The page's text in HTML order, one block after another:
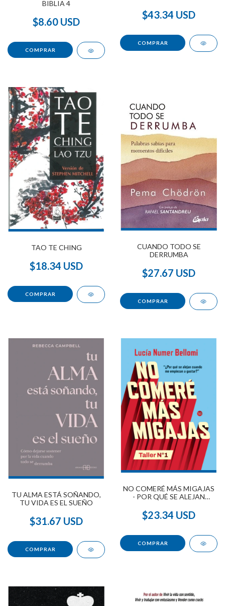
BIBLIA 4
$8.60 USD
$43.34 USD
TAO TE CHING
$18.34 USD
CUANDO TODO SE
DERRUMBA
$27.67 USD
TU ALMA ESTÁ SOÑANDO,
TU VIDA ES EL SUEÑO
$31.67 USD
NO COMERÉ MÁS MIGAJAS
- POR QUÉ SE ALEJAN
GUSTAR
$23.34 USD